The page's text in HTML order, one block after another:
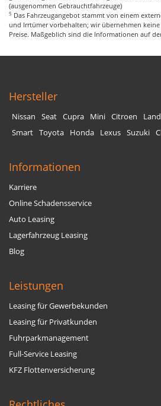
(ausgenommen Gebrauchtfahrzeuge)
5 Das Fahrzeugangebot stammt von einem
und Irrtümer vorbehalten; wir übernehmen
Preise. Maßgeblich sind die Informationen auf
Hersteller
Nissan Seat Cupra Mini Citroen
Smart Toyota Honda Lexus Suzuki
Informationen
Karriere
Online Schadensservice
Auto Leasing
Lagerfahrzeug Leasing
Blog
Leistungen
Leasing für Gewerbekunden
Leasing für Privatkunden
Fuhrparkmanagement
Full-Service Leasing
KFZ Flottenversicherung